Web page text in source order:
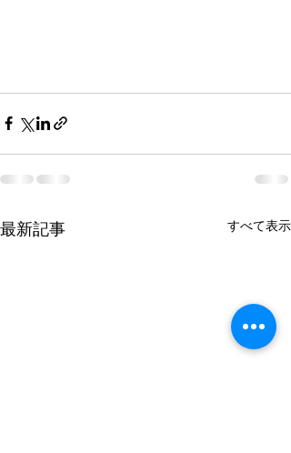
最新記事 すべて表示